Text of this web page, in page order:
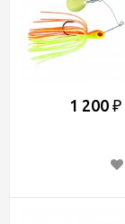
1 200 ₽